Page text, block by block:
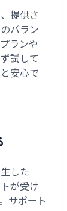
提供さ
バラン
ランや
試して
安心で
した
が受け
サポート